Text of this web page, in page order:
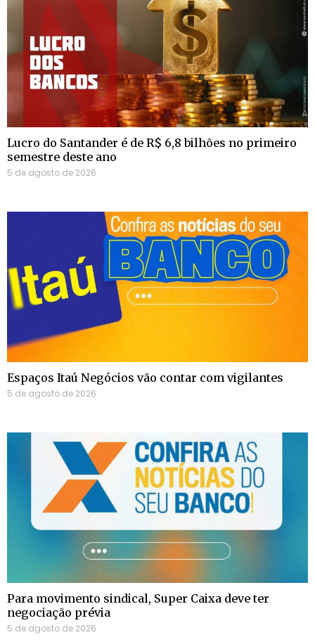
Lucro do Santander é de R$ 6,8 bilhões no primeiro
semestre deste ano
5 de agosto de 2026
Espaços Itaú Negócios vão contar com vigilantes
5 de agosto de 2026
Para movimento sindical, Super Caixa deve ter
negociação prévia
5 de agosto de 2026